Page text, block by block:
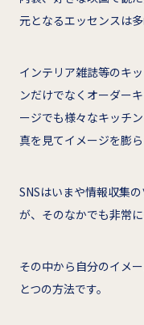
元となるエッセンスは多
インテリア雑誌等のキ
ンだけでなくオーダー
ージでも様々なキッチ
真を見てイメージを膨
SNSはいまや情報収集
が、そのなかでも非常
その中から自分のイメ
とつの方法です。